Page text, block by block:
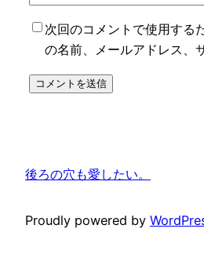
次回のコメントで使用する
の名前、メールアドレス、
後ろの穴も愛したい。
Proudly powered by